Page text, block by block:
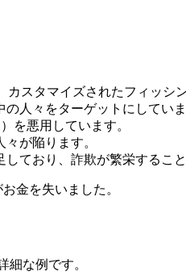
スタマイズされたフィッシ
人々をターゲットにしていま
を悪用しています。
が陥ります。
ており、詐欺が繁栄するこ
金を失いました。
な例です。